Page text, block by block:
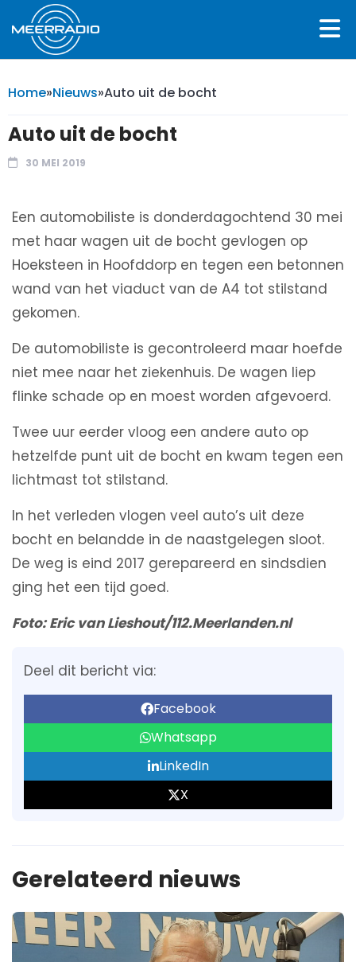
Home»Nieuws»Auto uit de bocht
Auto uit de bocht
30 MEI 2019
Een automobiliste is donderdagochtend 30 mei
met haar wagen uit de bocht gevlogen op
Hoeksteen in Hoofddorp en tegen een betonnen
wand van het viaduct van de A4 tot stilstand
gekomen.
De automobiliste is gecontroleerd maar hoefde
niet mee naar het ziekenhuis. De wagen liep
flinke schade op en moest worden afgevoerd.
Twee uur eerder vloog een andere auto op
hetzelfde punt uit de bocht en kwam tegen een
lichtmast tot stilstand.
In het verleden vlogen veel auto’s uit deze
bocht en belandde in de naastgelegen sloot.
De weg is eind 2017 gerepareerd en sindsdien
ging het een tijd goed.
Foto: Eric van Lieshout/112.Meerlanden.nl
Deel dit bericht via:
Facebook
Whatsapp
LinkedIn
X
Gerelateerd nieuws